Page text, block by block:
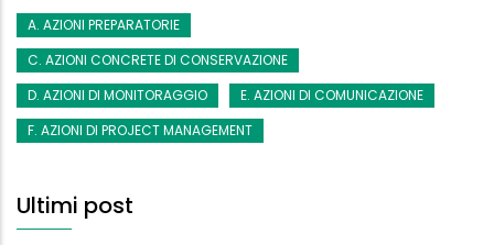
A. AZIONI PREPARATORIE
C. AZIONI CONCRETE DI CONSERVAZIONE
D. AZIONI DI MONITORAGGIO
E. AZIONI DI COMUNICAZIONE
F. AZIONI DI PROJECT MANAGEMENT
Ultimi post